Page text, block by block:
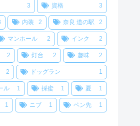
3 資格 3
内装 2 奈良 道の駅 2
マンホール 2 インク 2
2 灯台 2 趣味 2
2 ドッグラン 1
ル 1 採蜜 1 夏 1
1 ニブ 1 ペン先 1